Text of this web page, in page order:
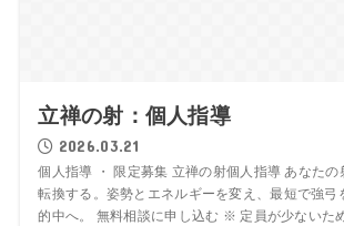
立禅の射：個人指導
2026.03.21
個人指導 ・ 限定募集 立禅の射個人指導 あなたの
転換する。姿勢とエネルギーを変え、最短で強弓
的中へ。 無料相談に申し込む ※ 定員が少ないた